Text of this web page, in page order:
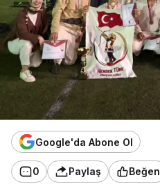
Google'da Abone Ol
0 Paylaş Beğen